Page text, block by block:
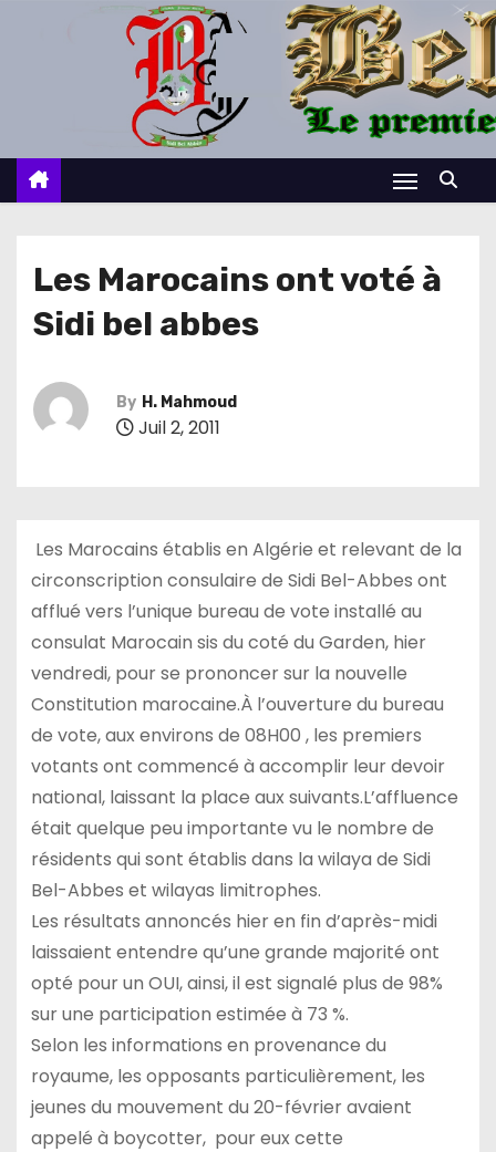
c
Les Marocains ont voté à
Sidi bel abbes
By H. Mahmoud
Juil 2, 2011
Les Marocains établis en Algérie et relevant de la
circonscription consulaire de Sidi Bel-Abbes ont
afflué vers l’unique bureau de vote installé au
consulat Marocain sis du coté du Garden, hier
vendredi, pour se prononcer sur la nouvelle
Constitution marocaine.À l’ouverture du bureau
de vote, aux environs de 08H00 , les premiers
votants ont commencé à accomplir leur devoir
national, laissant la place aux suivants.L’affluence
était quelque peu importante vu le nombre de
résidents qui sont établis dans la wilaya de Sidi
Bel-Abbes et wilayas limitrophes.
Les résultats annoncés hier en fin d’après-midi
laissaient entendre qu’une grande majorité ont
opté pour un OUI, ainsi, il est signalé plus de 98%
sur une participation estimée à 73 %.
Selon les informations en provenance du
royaume, les opposants particulièrement, les
jeunes du mouvement du 20-février avaient
appelé à boycotter, pour eux cette